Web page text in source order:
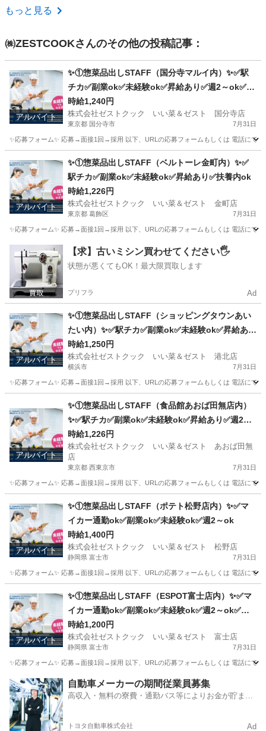
神奈川 横浜市
もっと見る
㈱ZESTCOOKさんのその他の投稿記事：
アルバイト
✨①惣菜品出しSTAFF（国分寺マルイ内）✨✅駅
チカ✅副業ok✅未経験ok✅昇給あり✅週2～ok✅扶
養内ok
時給1,240円
株式会社ゼストクック いい菜＆ゼスト 国分寺店
東京都 国分寺市 7月31日
✨応募フォーム✨ 応募→面接1回→採用 以下、URLの応募フォームもしくは 電話にて
キッチン
アルバイト
✨①惣菜品出しSTAFF（ベルトーレ金町内）✨✅
駅チカ✅副業ok✅未経験ok✅昇給あり✅扶養内ok
時給1,226円
株式会社ゼストクック いい菜＆ゼスト 金町店
東京都 葛飾区 7月31日
✨応募フォーム✨ 応募→面接1回→採用 以下、URLの応募フォームもしくは 電話にて
東京 葛飾区 キッチン スタッフ
【求】古いミシン買わせてください🖐️
状態が悪くてもOK！最大限買取します
プリフラ Ad
アルバイト
✨①惣菜品出しSTAFF（ショッピングタウンあい
たい内）✨✅駅チカ✅副業ok✅未経験ok✅昇給あり
✅週1～ok✅扶養内ok
時給1,250円
株式会社ゼストクック いい菜＆ゼスト 港北店
横浜市 7月31日
✨応募フォーム✨ 応募→面接1回→採用 以下、URLの応募フォームもしくは 電話にて
キッチン
アルバイト
✨①惣菜品出しSTAFF（食品館あおば田無店内）
✨✅駅チカ✅副業ok✅未経験ok✅昇給あり✅週2～
ok✅扶養内ok
時給1,226円
株式会社ゼストクック いい菜＆ゼスト あおば田無
店
東京都 西東京市 7月31日
✨応募フォーム✨ 応募→面接1回→採用 以下、URLの応募フォームもしくは 電話にて
キッチン
アルバイト
✨①惣菜品出しSTAFF（ポテト松野店内）✨✅マ
イカー通勤ok✅副業ok✅未経験ok✅週2～ok
時給1,400円
株式会社ゼストクック いい菜＆ゼスト 松野店
静岡県 富士市 7月31日
✨応募フォーム✨ 応募→面接1回→採用 以下、URLの応募フォームもしくは 電話にて
キッチン ポテト
アルバイト
✨①惣菜品出しSTAFF（ESPOT富士店内）✨✅マ
イカー通勤ok✅副業ok✅未経験ok✅週2～ok✅昇
給あり✅扶養内ok
時給1,200円
株式会社ゼストクック いい菜＆ゼスト 富士店
静岡県 富士市 7月31日
✨応募フォーム✨ 応募→面接1回→採用 以下、URLの応募フォームもしくは 電話にて
静岡 富士市 キッチン スタッフ
自動車メーカーの期間従業員募集
高収入・無料の寮費・通勤バス等によりお金が貯まり
トヨタ自動車株式会社 Ad